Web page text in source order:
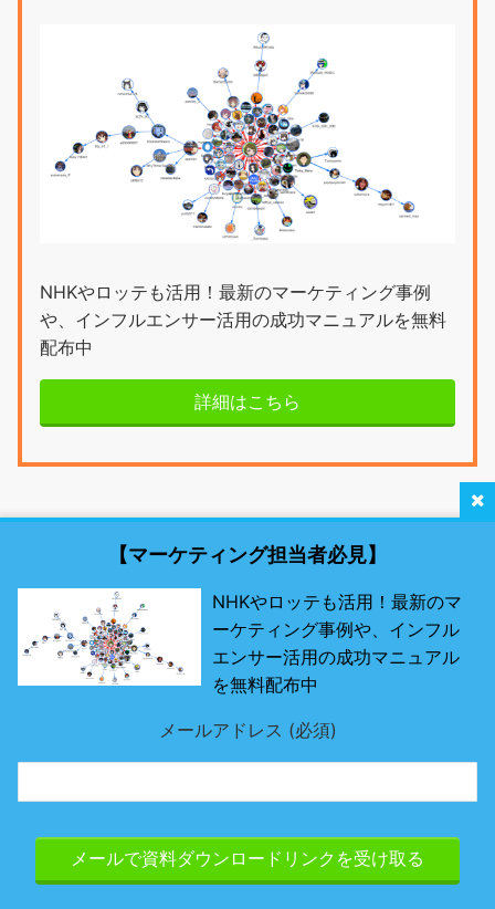
NHKやロッテも活用！最新のマーケティング事例
や、インフルエンサー活用の成功マニュアルを無料
配布中
詳細はこちら
最新SNSマーケティング研究所 by misosil
【マーケティング担当者必見】
NHKやロッテも活用！最新のマ
ーケティング事例や、インフル
エンサー活用の成功マニュアル
を無料配布中
メールアドレス (必須)
© 最新SNSマーケティング研究所 by misosil
Powered byEmanon